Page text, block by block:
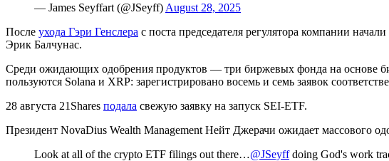
— James Seyffart (@JSeyff) August 28, 2025
После ухода Гэри Генслера с поста председателя регулятора компании
Эрик Балчунас.
Среди ожидающих одобрения продуктов — три биржевых фонда на основе
пользуются Solana и XRP: зарегистрировано восемь и семь заявок
28 августа 21Shares подала свежую заявку на запуск SEI-ETF.
Президент NovaDius Wealth Management Нейт Джерачи ожидает
Look at all of the crypto ETF filings out there…@JSeyffdoing God's work